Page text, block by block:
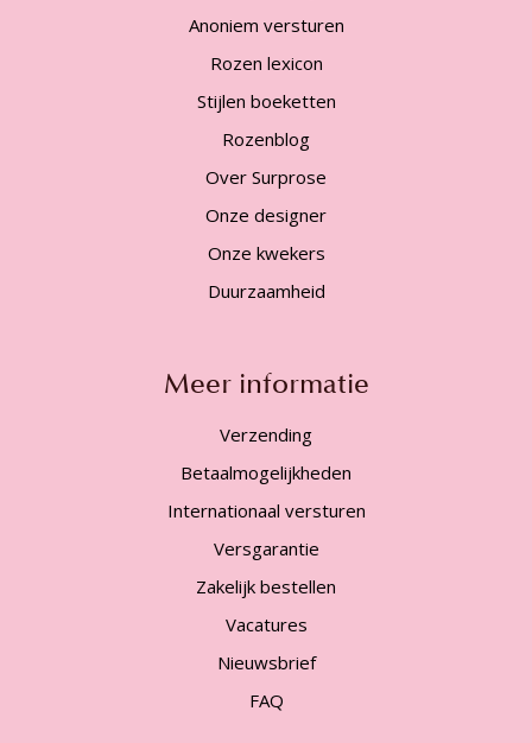
Anoniem versturen
Rozen lexicon
Stijlen boeketten
Rozenblog
Over Surprose
Onze designer
Onze kwekers
Duurzaamheid
Meer informatie
Verzending
Betaalmogelijkheden
Internationaal versturen
Versgarantie
Zakelijk bestellen
Vacatures
Nieuwsbrief
FAQ